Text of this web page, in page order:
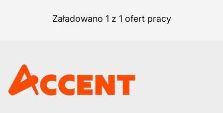
Załadowano 1 z 1 ofert pracy